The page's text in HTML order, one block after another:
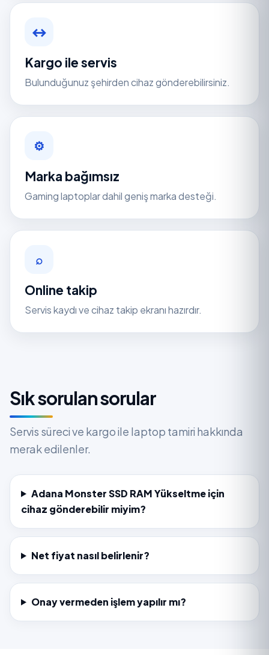
↔
Kargo ile servis
Bulunduğunuz şehirden cihaz gönderebilirsiniz.
⚙
Marka bağımsız
Gaming laptoplar dahil geniş marka desteği.
⌕
Online takip
Servis kaydı ve cihaz takip ekranı hazırdır.
Sık sorulan sorular
Servis süreci ve kargo ile laptop tamiri hakkında
merak edilenler.
Adana Monster SSD RAM Yükseltme için
cihaz gönderebilir miyim?
Net fiyat nasıl belirlenir?
Onay vermeden işlem yapılır mı?